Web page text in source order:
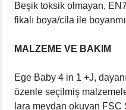
Beşik toksik olmayan,
fikalı boya/cila ile
MALZEME VE BAKIM
Ege Baby 4 in 1 +J,
özenle seçilmiş
lara meydan okuyan FSC